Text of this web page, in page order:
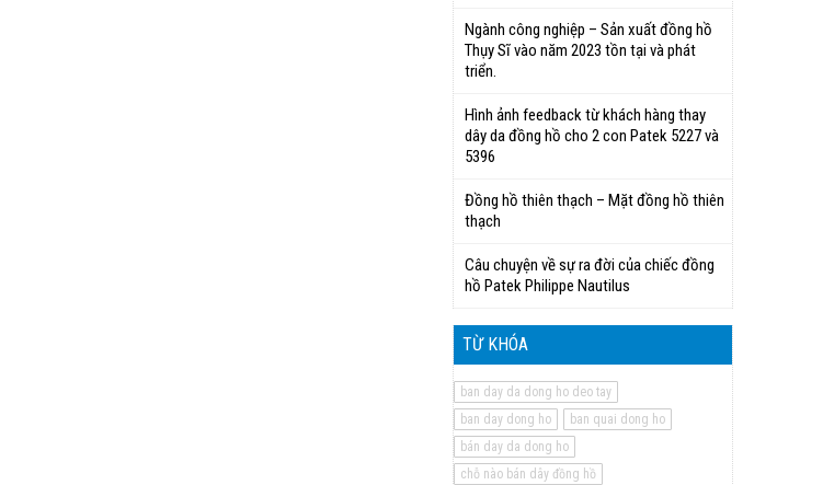
Ngành công nghiệp – Sản xuất đồng hồ
Thụy Sĩ vào năm 2023 tồn tại và phát
triển.
Hình ảnh feedback từ khách hàng thay
dây da đồng hồ cho 2 con Patek 5227 và
5396
Đồng hồ thiên thạch – Mặt đồng hồ thiên
thạch
Câu chuyện về sự ra đời của chiếc đồng
hồ Patek Philippe Nautilus
TỪ KHÓA
ban day da dong ho deo tay
ban day dong ho
ban quai dong ho
bán day da dong ho
chỗ nào bán dây đồng hồ